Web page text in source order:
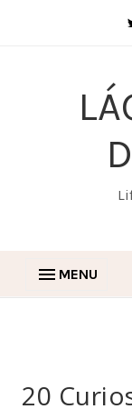
MENU
20